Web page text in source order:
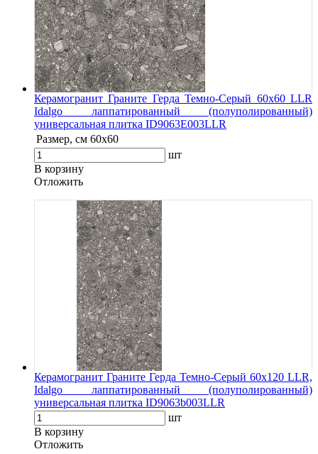
Керамогранит Граните Герда Темно-Серый 60х60 LLR
Idalgo лаппатированный (полуполированный)
универсальная плитка ID9063E003LLR
Размер, см 60х60
шт
В корзину
Oтложить
Керамогранит Граните Герда Темно-Серый 60х120 LLR,
Idalgo лаппатированный (полуполированный)
универсальная плитка ID9063b003LLR
шт
В корзину
Oтложить